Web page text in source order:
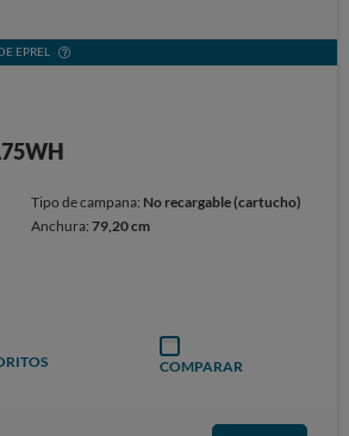
EPREL
Tipo de campana: No recargable (cartucho)
Anchura:79,20 cm
COMPARAR